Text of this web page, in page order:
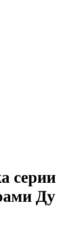
серии
Ду